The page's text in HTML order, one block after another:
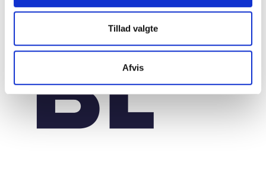
Tillad valgte
Afvis